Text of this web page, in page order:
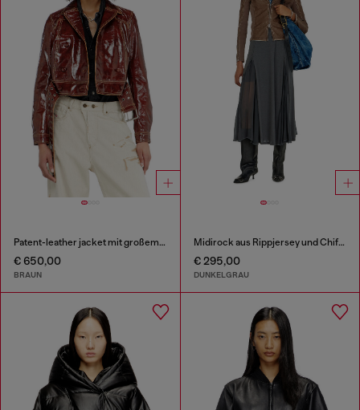
Patent-leather jacket mit großem Gürtel
€ 650,00
BRAUN
Midirock aus Rippjersey und Chiffon
€ 295,00
DUNKELGRAU